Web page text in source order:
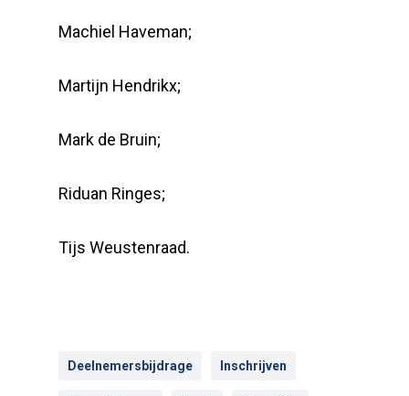
Machiel Haveman;
Martijn Hendrikx;
Mark de Bruin;
Riduan Ringes;
Tijs Weustenraad.
Deelnemersbijdrage Inschrijven